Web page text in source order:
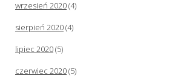
wrzesień 2020(4)
sierpień 2020(4)
lipiec 2020(5)
czerwiec 2020(5)